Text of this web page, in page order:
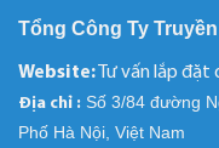
Tổng Công Ty
Website: Tư vấn lắp
Địa chỉ : Số 3/84 đường
Phố Hà Nội, Việt Nam